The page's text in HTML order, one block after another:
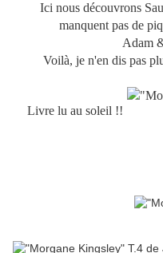
Ici nous découvrons
manquent pas de
Adam
Voilà, je n'en dis pas
Livre lu au soleil !!